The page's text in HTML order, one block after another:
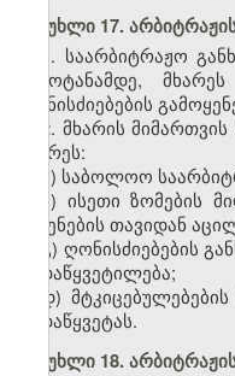
მუხლი 17.
1. საარბიტრაჟო
გამოტანამდე,
ღონისძიებების
2. მხარის
მხარეს:
ა) საბოლოო
ბ) ისეთი ზომების
მიყენების თავიდან
გ) ღონისძიებების
გადაწყვეტილება;
დ)
გადაწყვეტას.
მუხლი 18.